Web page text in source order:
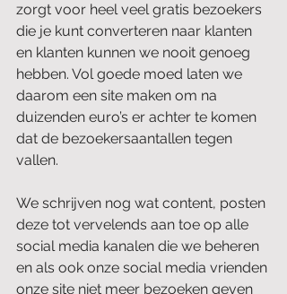
zorgt voor heel veel gratis bezoekers
die je kunt converteren naar klanten
en klanten kunnen we nooit genoeg
hebben. Vol goede moed laten we
daarom een site maken om na
duizenden euro’s er achter te komen
dat de bezoekersaantallen tegen
vallen.
We schrijven nog wat content, posten
deze tot vervelends aan toe op alle
social media kanalen die we beheren
en als ook onze social media vrienden
onze site niet meer bezoeken geven